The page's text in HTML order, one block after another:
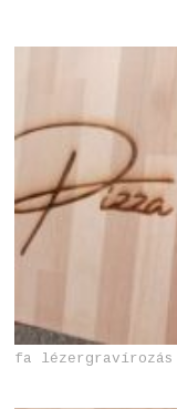
fa lézergravírozás